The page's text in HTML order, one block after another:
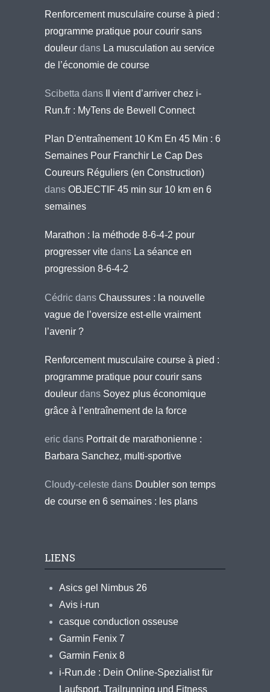
Renforcement musculaire course à pied :
programme pratique pour courir sans
douleur dans La musculation au service
de l’économie de course
Scibetta dans
Il vient d’arriver chez i-
Run.fr : MyTens de Bewell Connect
Plan D'entraînement 10 Km En 45 Min : 6
Semaines Pour Franchir Le Cap Des
Coureurs Réguliers (en Construction)
dans OBJECTIF 45 min sur 10 km en 6
semaines
Marathon : la méthode 8-6-4-2 pour
progresser vite dans La séance en
progression 8-6-4-2
Cédric dans Chaussures : la nouvelle
vague de l’oversize est-elle vraiment
l’avenir ?
Renforcement musculaire course à pied :
programme pratique pour courir sans
douleur dans Soyez plus économique
grâce à l’entraînement de la force
eric dans Portrait de marathonienne :
Barbara Sanchez, multi-sportive
Cloudy-celeste dans Doubler son temps
de course en 6 semaines : les plans
LIENS
Asics gel Nimbus 26
Avis i-run
casque conduction osseuse
Garmin Fenix 7
Garmin Fenix 8
i-Run.de : Dein Online-Spezialist für
Laufsport, Trailrunning und Fitness